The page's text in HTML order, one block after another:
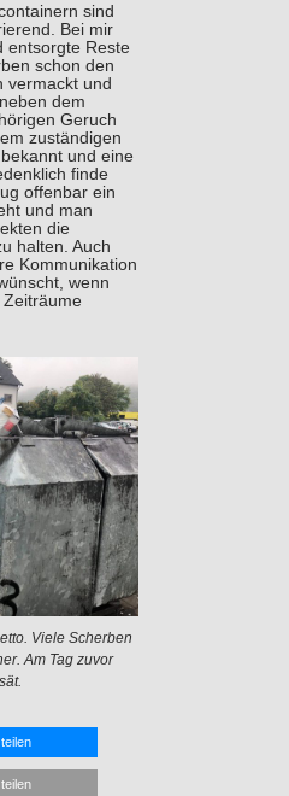
sind
Bei mir
entsorgte Reste
schon den
vermackt und
dem
Geruch
zuständigen
und eine
finde
offenbar ein
und man
die
halten. Auch
Kommunikation
wenn
Viele Scherben
Am Tag zuvor
teilen
teilen